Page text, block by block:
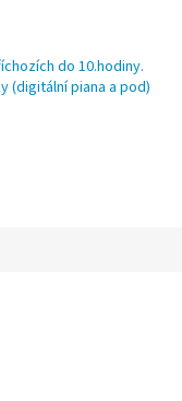
do 10.hodiny.
(digitální piana a pod)